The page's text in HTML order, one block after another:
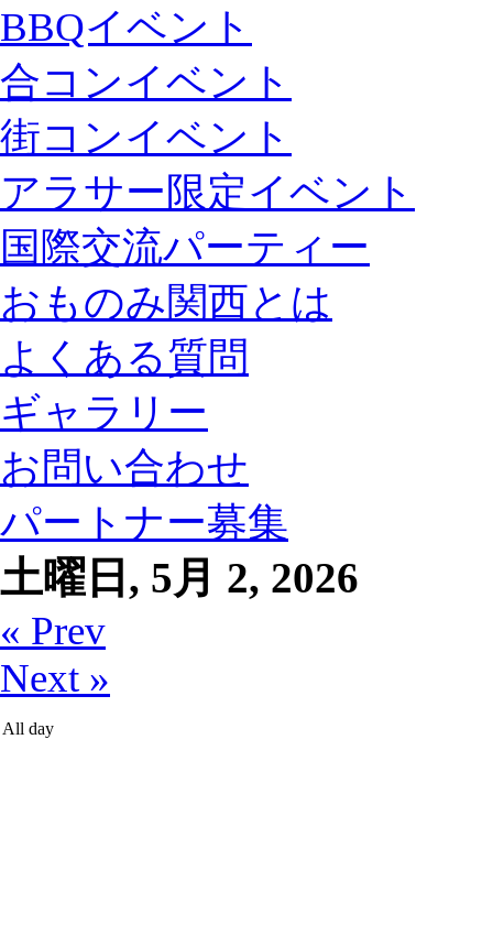
BBQイベント
合コンイベント
街コンイベント
アラサー限定イベント
国際交流パーティー
おものみ関西とは
よくある質問
ギャラリー
お問い合わせ
パートナー募集
土曜日, 5月 2, 2026
« Prev
Next »
All day